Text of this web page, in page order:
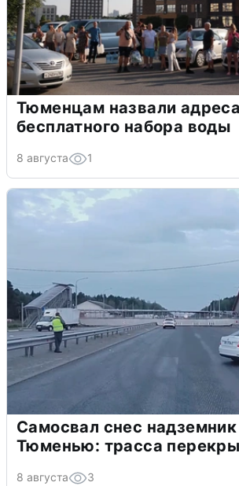
Тюменцам назвали адреса
бесплатного набора воды
8 августа 1
Самосвал снес
Тюменью: трасса
8 августа 3